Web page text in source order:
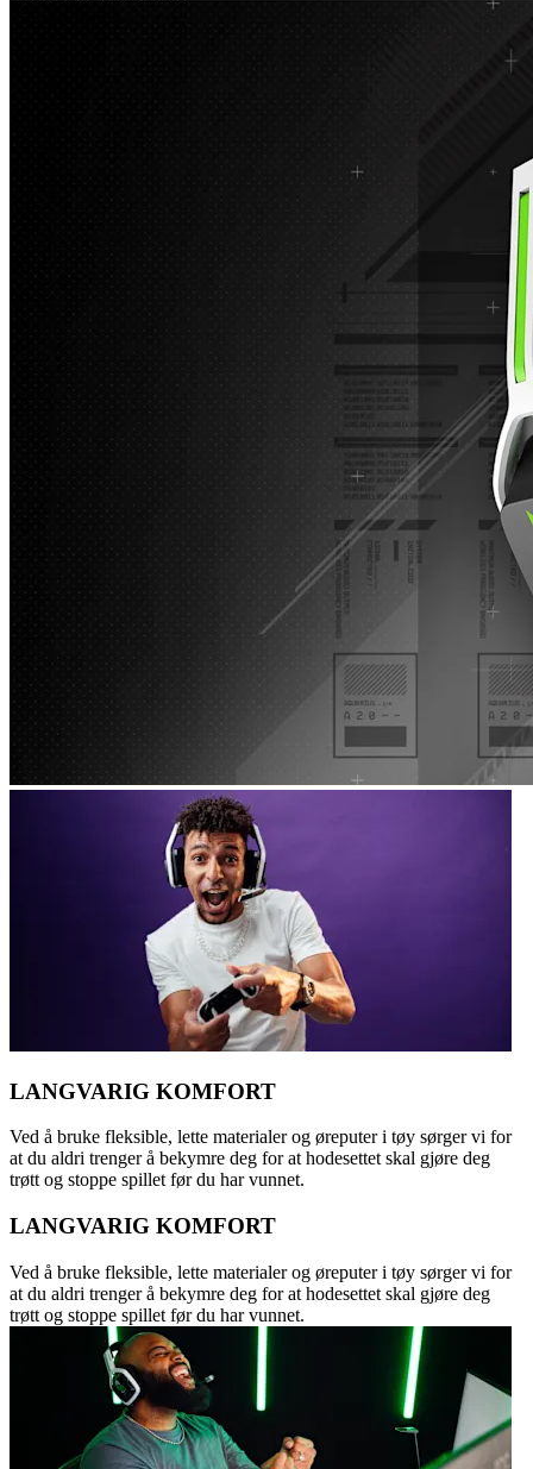
LANGVARIG KOMFORT
Ved å bruke fleksible, lette materialer og øreputer i tøy sørger vi for
at du aldri trenger å bekymre deg for at hodesettet skal gjøre deg
trøtt og stoppe spillet før du har vunnet.
LANGVARIG KOMFORT
Ved å bruke fleksible, lette materialer og øreputer i tøy sørger vi for
at du aldri trenger å bekymre deg for at hodesettet skal gjøre deg
trøtt og stoppe spillet før du har vunnet.